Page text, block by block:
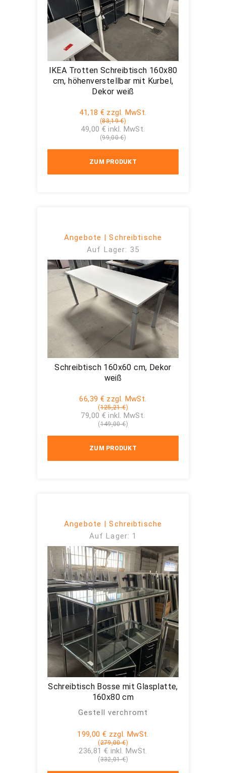
IKEA Trotten Schreibtisch 160x80
cm, höhenverstellbar mit Kurbel,
Dekor weiß
41,18 € zzgl. MwSt.
(83,19 €)
49,00 € inkl. MwSt.
(99,00 €)
ZUM PRODUKT
Angebote | Schreibtische
Auf Lager: 35
Schreibtisch 160x60 cm, Dekor
weiß
66,39 € zzgl. MwSt.
(125,21 €)
79,00 € inkl. MwSt.
(149,00 €)
ZUM PRODUKT
Angebote | Schreibtische
Auf Lager: 1
Schreibtisch Bosse mit Glasplatte,
160x80 cm
Gestell verchromt
199,00 € zzgl. MwSt.
(279,00 €)
236,81 € inkl. MwSt.
(332,01 €)